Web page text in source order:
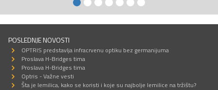
POSLEDNJE NOVOSTI
OPTRIS predstavlja infracrvenu optiku bez germanijuma
Proslava H-Bridges tima
Proslava H-Bridges tima
Optris - Važne vesti
Šta je lemilica, kako se koristi i koje su najbolje lemilice na tržištu?